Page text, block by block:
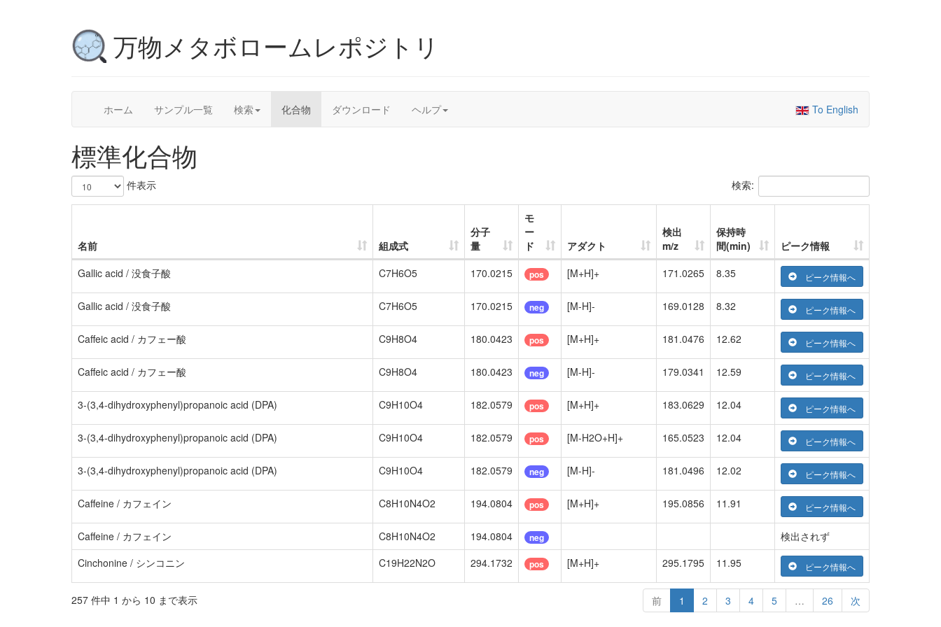
万物メタボロームレポジトリ
ホーム サンプル一覧 検索 化合物 ダウンロード ヘルプ To English
標準化合物
件表示 検索:
名前 組成式
分子
量
モ
ー
ド
アダクト
検出
m/z
保持時
間(min)
ピーク情報
Gallic acid / 没食子酸
C7H6O5 170.0215 pos [M+H]+ 171.0265 8.35 ピーク情報へ
Gallic acid / 没食子酸 C7H6O5 170.0215 neg [M-H]- 169.0128 8.32 ピーク情報へ
Caffeic acid / カフェー酸 C9H8O4 180.0423 pos [M+H]+ 181.0476 12.62 ピーク情報へ
Caffeic acid / カフェー酸 C9H8O4 180.0423 neg [M-H]- 179.0341 12.59 ピーク情報へ
3-(3,4-dihydroxyphenyl)propanoic acid (DPA) C9H10O4 182.0579 pos [M+H]+ 183.0629 12.04 ピーク情報へ
3-(3,4-dihydroxyphenyl)propanoic acid (DPA) C9H10O4 182.0579 pos [M-H2O+H]+ 165.0523 12.04 ピーク情報へ
3-(3,4-dihydroxyphenyl)propanoic acid (DPA) C9H10O4 182.0579 neg [M-H]- 181.0496 12.02 ピーク情報へ
Caffeine / カフェイン C8H10N4O2 194.0804 pos [M+H]+ 195.0856 11.91 ピーク情報へ
Caffeine / カフェイン C8H10N4O2 194.0804 neg
検出されず
Cinchonine / シンコニン
C19H22N2O 294.1732 pos [M+H]+ 295.1795 11.95 ピーク情報へ
257 件中 1 から 10 まで表示 前 1 2 3 4 5 … 26 次